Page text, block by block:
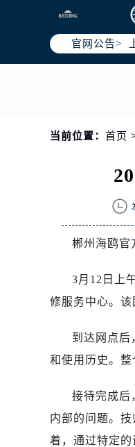
官网公告>
当前位置： 首页
郴州海鸥官
3月12日上
修服务中心。该
到达网点后
和使用历史。整
接待完成后
内部的问题。
着，通过特定